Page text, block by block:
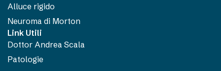
Alluce rigido
Neuroma di Morton
Link Utili
Dottor Andrea Scala
Patologie